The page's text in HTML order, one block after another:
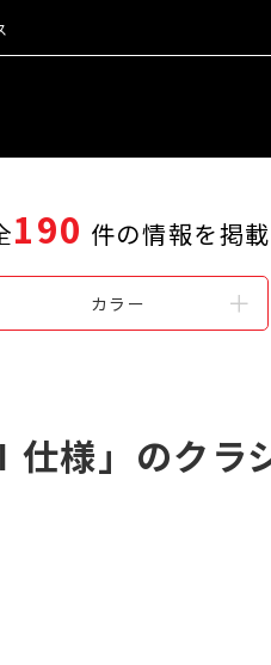
190 件の情報を掲載
カラー
仕様」のクラ